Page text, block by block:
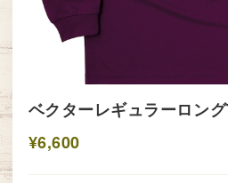
ベクターレギュラーロン
¥6,600